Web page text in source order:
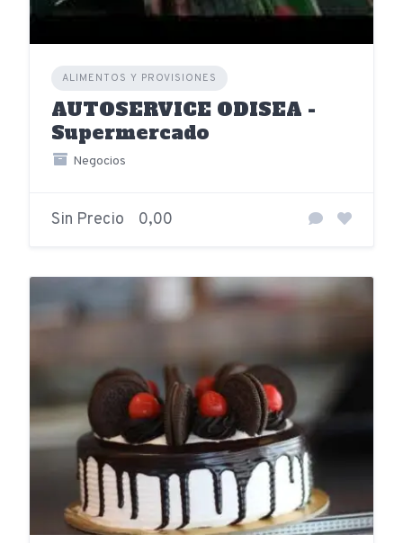
ALIMENTOS Y PROVISIONES
AUTOSERVICE ODISEA -
Supermercado
Negocios
Sin Precio 0,00